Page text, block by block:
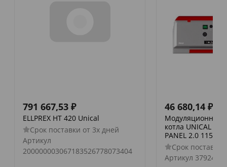
791 667,53 ₽
ELLPREX HT 420 Unical
Срок поставки от 3х дней
Артикул
200000003067183526778073404
46 680,14 ₽
Модуляционная
котла UNICAL -
PANEL 2.0 115°C,
Срок поставки
Артикул 379247